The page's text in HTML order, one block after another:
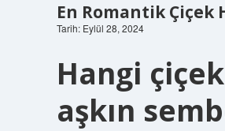
En Romantik Çiçek
Tarih: Eylül 28, 2024
Hangi çiçek
aşkın